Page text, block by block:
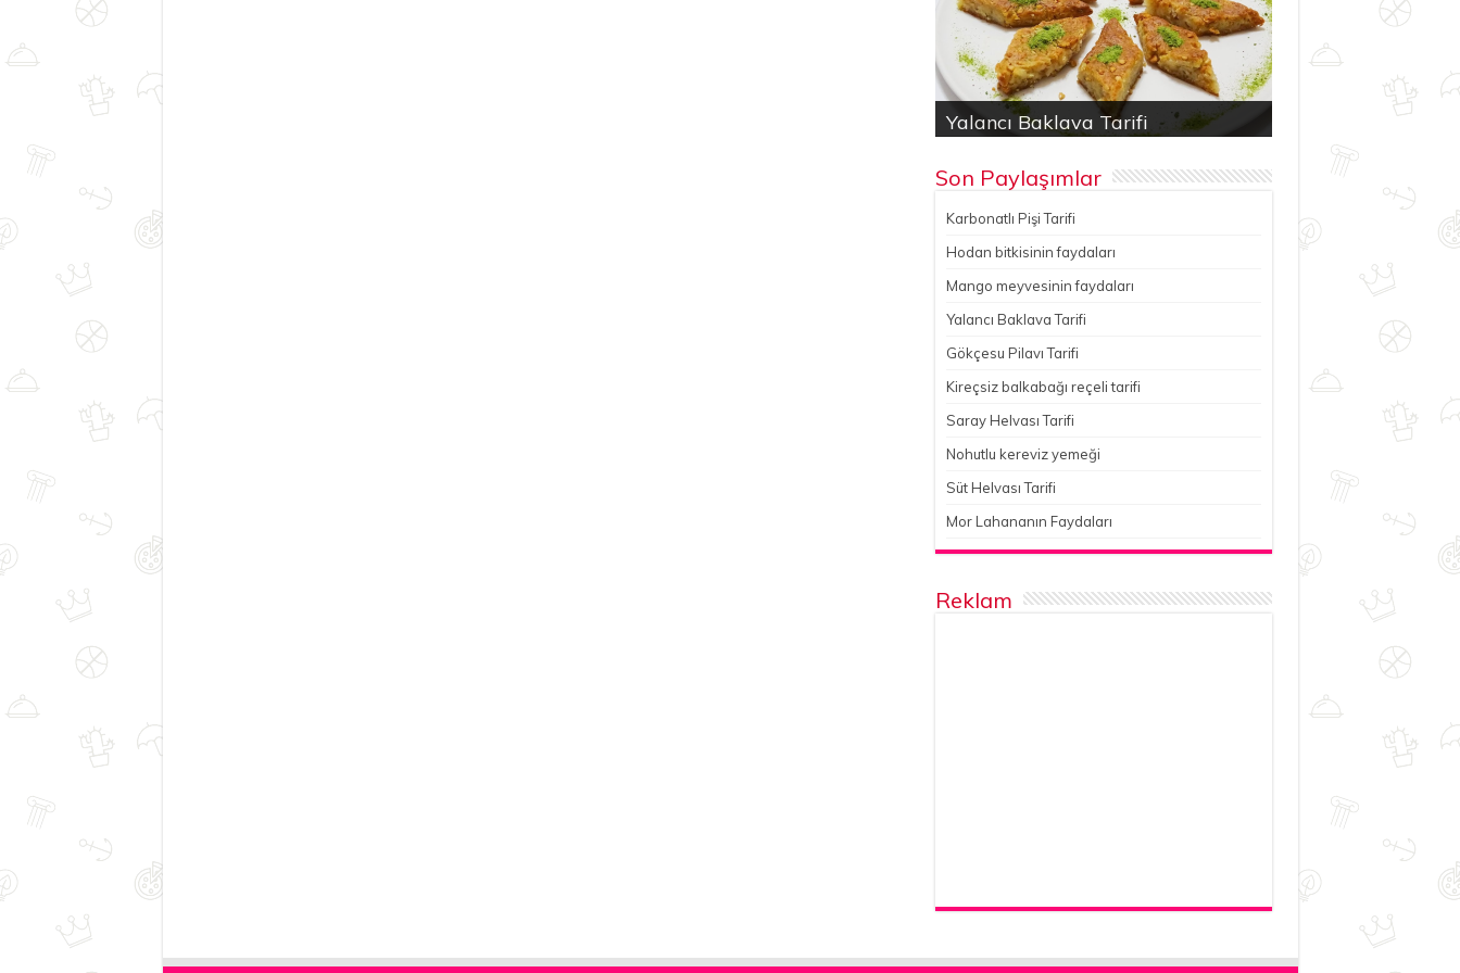
Karbonatlı Pişi Tarifi
Hodan bitkisinin faydaları
Yalancı Baklava Tarifi
Gökçesu Pilavı Tarifi
Nohutlu kereviz yemeği
Son Paylaşımlar
Karbonatlı Pişi Tarifi
Hodan bitkisinin faydaları
Mango meyvesinin faydaları
Yalancı Baklava Tarifi
Gökçesu Pilavı Tarifi
Kireçsiz balkabağı reçeli tarifi
Saray Helvası Tarifi
Nohutlu kereviz yemeği
Süt Helvası Tarifi
Mor Lahananın Faydaları
Reklam